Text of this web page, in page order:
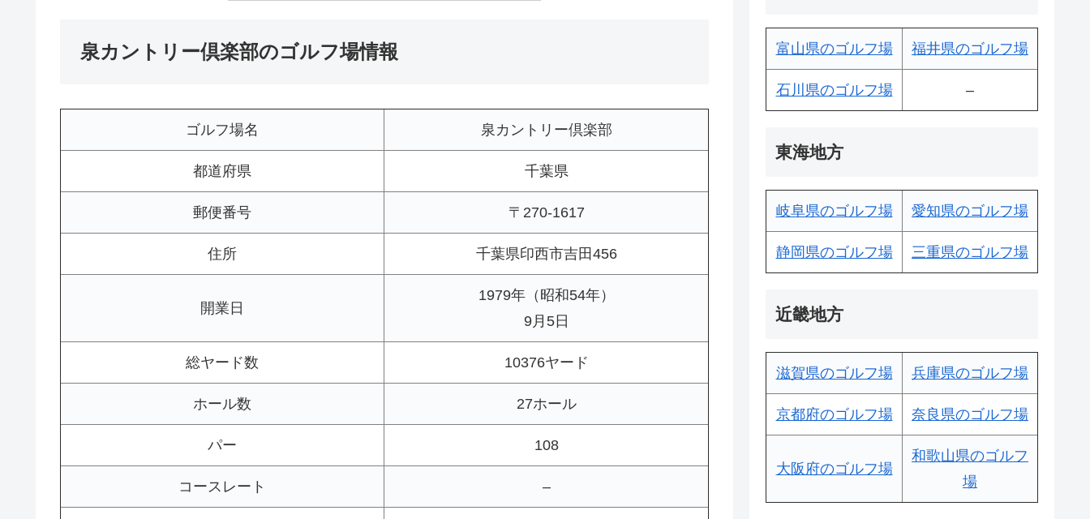
泉カントリー倶楽部のゴルフ場情報
ゴルフ場名 泉カントリー倶楽部
都道府県 千葉県
郵便番号 〒270-1617
住所 千葉県印西市吉田456
開業日
1979年（昭和54年）
9月5日
総ヤード数 10376ヤード
ホール数 27ホール
パー 108
コースレート –
富山県のゴルフ場 福井県のゴルフ場
石川県のゴルフ場 –
東海地方
岐阜県のゴルフ場 愛知県のゴルフ場
静岡県のゴルフ場 三重県のゴルフ場
近畿地方
滋賀県のゴルフ場 兵庫県のゴルフ場
京都府のゴルフ場 奈良県のゴルフ場
大阪府のゴルフ場
和歌山県のゴルフ
場